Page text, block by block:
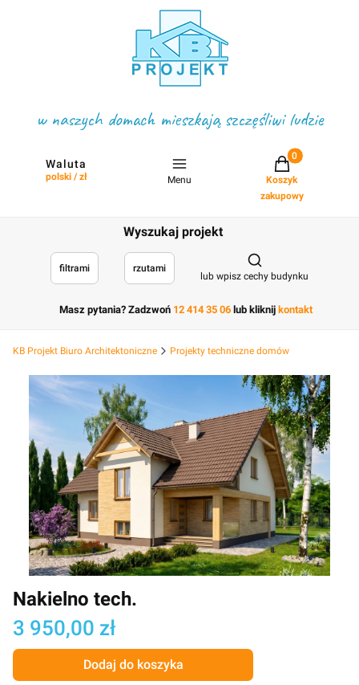
w naszych domach mieszkają szczęśliwi ludzie
Waluta
polski / zł Menu
Projekty w
Koszyk
zakupowy
Wyszukaj projekt
filtrami rzutami
Otwórz
lub wpisz cechy budynku
Masz pytania? Zadzwoń 12 414 35 06 lub kliknij kontakt
KB Projekt Biuro Architektoniczne Projekty techniczne domów
Nakielno tech.
Cena
3 950,00 zł
Dodaj do koszyka